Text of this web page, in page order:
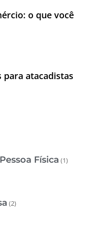
o que você
atacadistas
Física (1)
(2)